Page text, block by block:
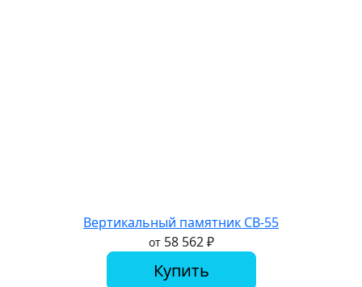
Вертикальный памятник СВ-55
от 58 562₽
Купить